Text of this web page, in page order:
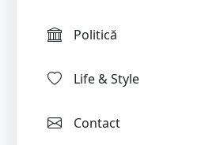
Politică
Life & Style
Contact